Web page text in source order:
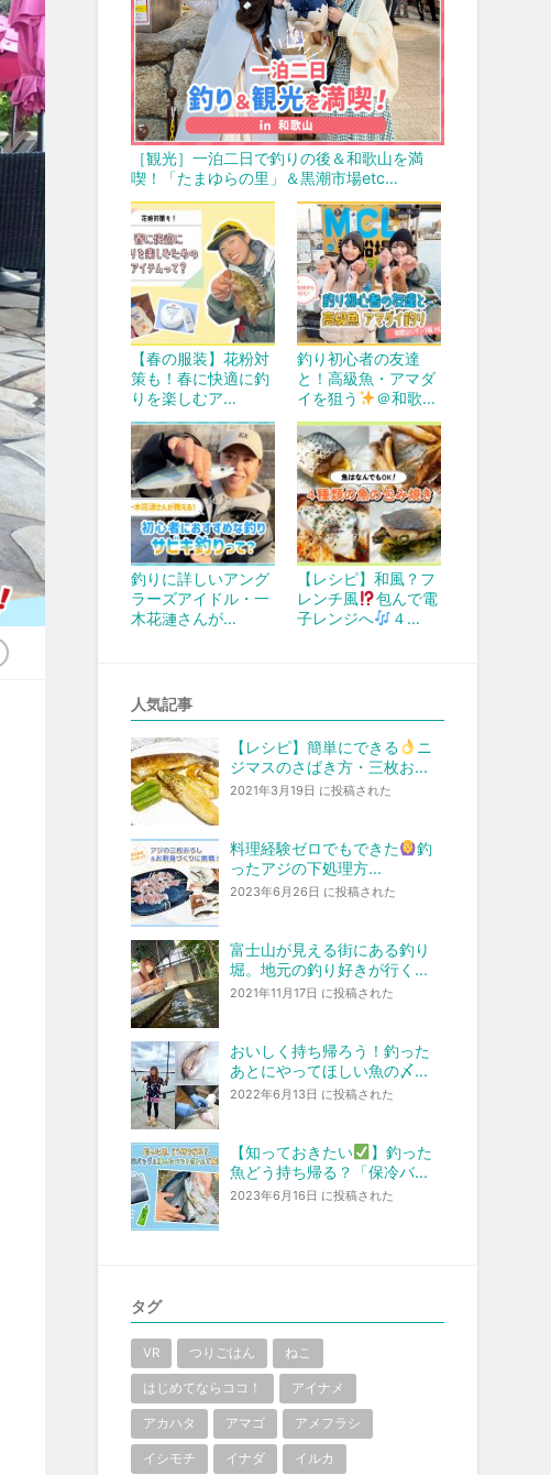
［観光］一泊二日で釣りの後＆和歌山を満
喫！「たまゆらの里」＆黒潮市場etc…
【春の服装】花粉対
策も！春に快適に釣
りを楽しむア…
釣り初心者の友達
と！高級魚・アマダ
イを狙う
＠和歌…
釣りに詳しいアング
ラーズアイドル・一
木花漣さんが…
【レシピ】和風？フ
レンチ風
包んで電
子レンジへ
４…
人気記事
【レシピ】簡単にできる
ニ
ジマスのさばき方・三枚お...
2021年3月19日 に投稿された
料理経験ゼロでもできた
釣
ったアジの下処理方...
2023年6月26日 に投稿された
富士山が見える街にある釣り
堀。地元の釣り好きが行く...
2021年11月17日 に投稿された
おいしく持ち帰ろう！釣った
あとにやってほしい魚の〆...
2022年6月13日 に投稿された
【知っておきたい
】釣った
魚どう持ち帰る？「保冷バ...
2023年6月16日 に投稿された
タグ
VR つりごはん ねこ
はじめてならココ！ アイナメ
アカハタ アマゴ アメフラシ
イシモチ イナダ イルカ